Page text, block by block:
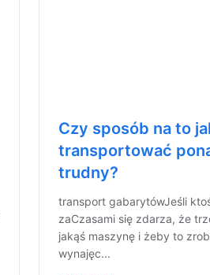
Czy sposób na to
transportować
trudny?
transport gabarytówJeśli
zaCzasami się zdarza, że
jakąś maszynę i żeby to
wynajęc...